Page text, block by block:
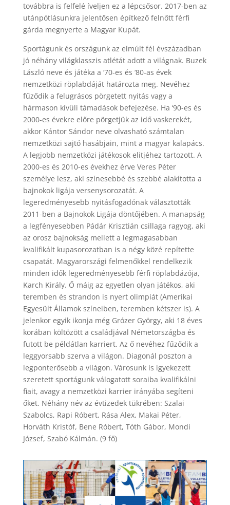
továbbra is felfelé íveljen ez a lépcsősor. 2017-ben az
utánpótlásunkra jelentősen építkező felnőtt férfi
gárda megnyerte a Magyar Kupát.
Sportágunk és országunk az elmúlt fél évszázadban
jó néhány világklasszis atlétát adott a világnak. Buzek
László neve és játéka a ‘70-es és ‘80-as évek
nemzetközi röplabdáját határozta meg. Nevéhez
fűződik a felugrásos pörgetett nyitás vagy a
hármason kívüli támadások befejezése. Ha ‘90-es és
2000-es évekre előre pörgetjük az idő vaskerekét,
akkor Kántor Sándor neve olvasható számtalan
nemzetközi sajtó hasábjain, mint a magyar kalapács.
A legjobb nemzetközi játékosok elitjéhez tartozott. A
2000-es és 2010-es évekhez érve Veres Péter
személye lesz, aki színesebbé és szebbé alakította a
bajnokok ligája versenysorozatát. A
legeredményesebb nyitásfogadónak választották
2011-ben a Bajnokok Ligája döntőjében. A manapság
a legfényesebben Pádár Krisztián csillaga ragyog, aki
az orosz bajnokság mellett a legmagasabban
kvalifikált kupasorozatban is a négy közé repítette
csapatát. Magyarországi felmenőkkel rendelkezik
minden idők legeredményesebb férfi röplabdázója,
Karch Király. Ő máig az egyetlen olyan játékos, aki
teremben és strandon is nyert olimpiát (Amerikai
Egyesült Államok színeiben, teremben kétszer is). A
jelenkor egyik ikonja még Grózer György, aki 18 éves
korában költözött a családjával Németországba és
futott be példátlan karriert. Az ő nevéhez fűződik a
leggyorsabb szerva a világon. Diagonál poszton a
legponterősebb a világon. Városunk is igyekezett
szeretett sportágunk válogatott soraiba kvalifikálni
fiait, avagy a nemzetközi karrier irányába segíteni
őket. Néhány név az évtizedek tükrében: Szalai
Szabolcs, Rapi Róbert, Rása Alex, Makai Péter,
Horváth Kristóf, Bene Róbert, Tóth Gábor, Mondi
József, Szabó Kálmán. (9 fő)